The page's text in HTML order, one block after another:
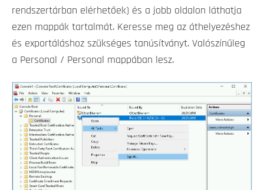
rendszertárban elérhetőek) és a jobb oldalon láthatja
ezen mappák tartalmát. Keresse meg az áthelyezéshez
és exportáláshoz szükséges tanúsítványt. Valószínűleg
a Personal / Personal mappában lesz.